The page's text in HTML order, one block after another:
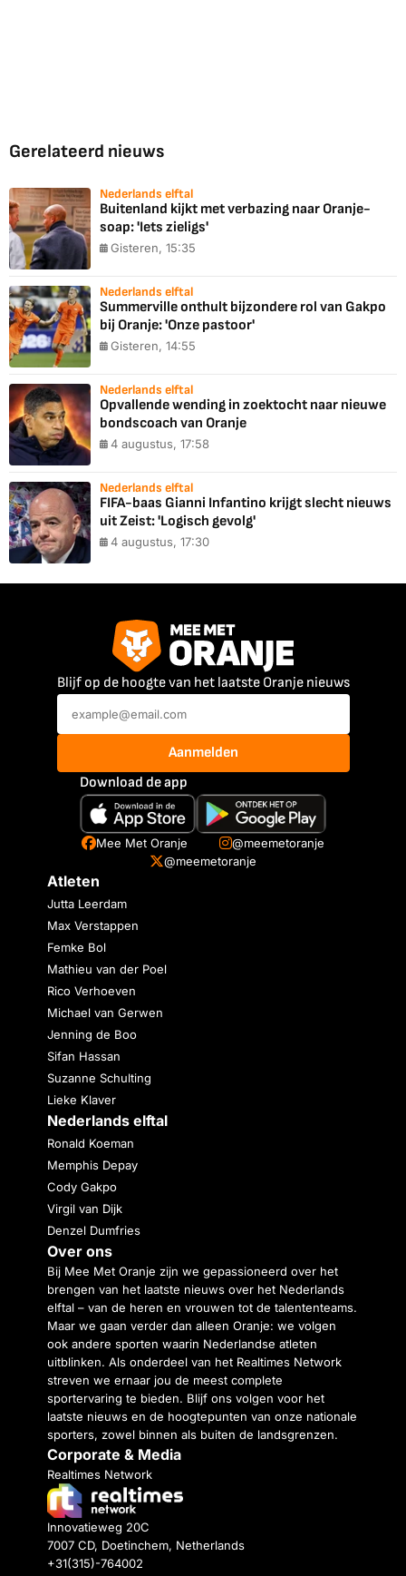
Gerelateerd nieuws
Nederlands elftal
Buitenland kijkt met verbazing naar Oranje-
soap: 'Iets zieligs'
Gisteren, 15:35
Nederlands elftal
Summerville onthult bijzondere rol van Gakpo
bij Oranje: 'Onze pastoor'
Gisteren, 14:55
Nederlands elftal
Opvallende wending in zoektocht naar nieuwe
bondscoach van Oranje
4 augustus, 17:58
Nederlands elftal
FIFA-baas Gianni Infantino krijgt slecht nieuws
uit Zeist: 'Logisch gevolg'
4 augustus, 17:30
Blijf op de hoogte van het laatste Oranje nieuws
Aanmelden
Download de app
Mee Met Oranje
@meemetoranje
@meemetoranje
Atleten
Jutta Leerdam
Max Verstappen
Femke Bol
Mathieu van der Poel
Rico Verhoeven
Michael van Gerwen
Jenning de Boo
Sifan Hassan
Suzanne Schulting
Lieke Klaver
Nederlands elftal
Ronald Koeman
Memphis Depay
Cody Gakpo
Virgil van Dijk
Denzel Dumfries
Over ons
Bij Mee Met Oranje zijn we gepassioneerd over het
brengen van het laatste nieuws over het Nederlands
elftal – van de heren en vrouwen tot de talententeams.
Maar we gaan verder dan alleen Oranje: we volgen
ook andere sporten waarin Nederlandse atleten
uitblinken. Als onderdeel van het Realtimes Network
streven we ernaar jou de meest complete
sportervaring te bieden. Blijf ons volgen voor het
laatste nieuws en de hoogtepunten van onze nationale
sporters, zowel binnen als buiten de landsgrenzen.
Corporate & Media
Realtimes Network
Innovatieweg 20C
7007 CD, Doetinchem, Netherlands
+31(315)-764002